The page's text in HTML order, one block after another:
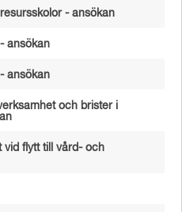
- ansökan
ansökan
ansökan
och brister i
vid flytt till vård- och